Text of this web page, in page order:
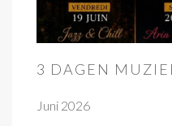
3 DAGEN
Juni 2026